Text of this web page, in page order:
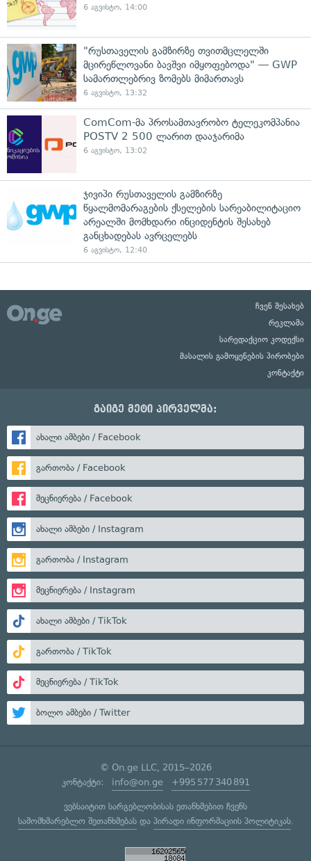
6 აგვისტო, 14:00
"რუსთაველის გამზირზე თვითმცლელში
მცირეწლოვანი ბავშვი იმყოფებოდა" — GWP
სამართლებრივ ზომებს მიმართავს
6 აგვისტო, 13:32
ComCom-მა პროსამთავრობო ტელეკომპანია
POSTV 2 500 ლარით დააჯარიმა
6 აგვისტო, 13:02
ჯივიპი რუსთაველის გამზირზე
წყალმომარაგების ქსელების სარეაბილიტაციო
არეალში მომხდარი ინციდენტის შესახებ
განცხადებას ავრცელებს
6 აგვისტო, 12:40
ჩვენ შესახებ
რეკლამა
სარედაქციო კოდექსი
მასალის გამოყენების პირობები
კონტაქტი
გაიგე მეტი პირველმა:
ახალი ამბები / Facebook
გართობა / Facebook
მეცნიერება / Facebook
ახალი ამბები / Instagram
გართობა / Instagram
მეცნიერება / Instagram
ახალი ამბები / TikTok
გართობა / TikTok
მეცნიერება / TikTok
ბოლო ამბები / Twitter
© On.ge LLC, 2015–2026
კონტაქტი: info@on.ge +995 577 340 891
ვებსაიტით სარგებლობისას ეთანხმებით ჩვენს
სამომხმარებლო შეთანხმებასდა პირადი ინფორმაციის პოლიტიკას.